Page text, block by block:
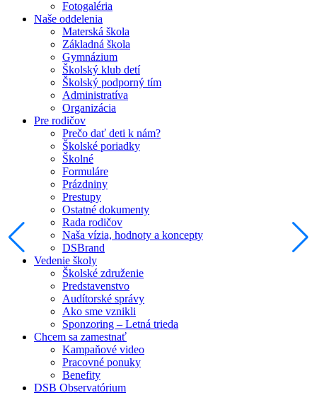
Fotogaléria
Naše oddelenia
Materská škola
Základná škola
Gymnázium
Školský klub detí
Školský podporný tím
Administratíva
Organizácia
Pre rodičov
Prečo dať deti k nám?
Školské poriadky
Školné
Formuláre
Prázdniny
Prestupy
Ostatné dokumenty
Rada rodičov
Naša vízia, hodnoty a koncepty
DSBrand
Vedenie školy
Školské združenie
Predstavenstvo
Audítorské správy
Ako sme vznikli
Sponzoring – Letná trieda
Chcem sa zamestnať
Kampaňové video
Pracovné ponuky
Benefity
DSB Observatórium